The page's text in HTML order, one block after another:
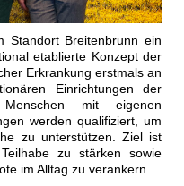
Standort Breitenbrunn ein
etablierte Konzept der
Erkrankung erstmals an
Einrichtungen der
mit eigenen
werden qualifiziert, um
zu unterstützen. Ziel ist
zu stärken sowie
im Alltag zu verankern.